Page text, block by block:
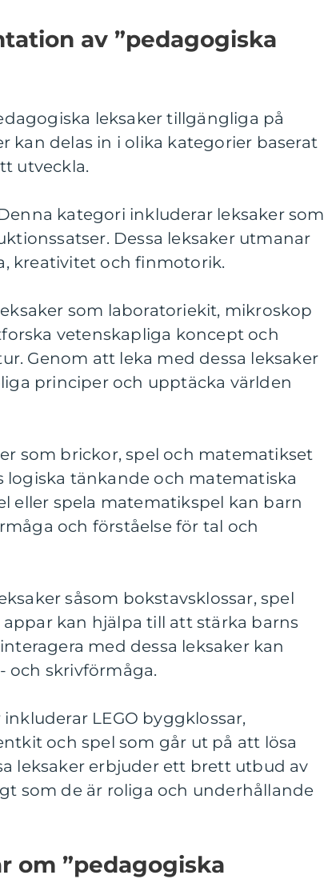
av ”pedagogiska
leksaker tillgängliga på
kan delas in i olika kategorier baserat
utveckla.
kategori inkluderar leksaker som
Dessa leksaker utmanar
kreativitet och finmotorik.
som laboratoriekit, mikroskop
vetenskapliga koncept och
Genom att leka med dessa leksaker
principer och upptäcka världen
som brickor, spel och matematikset
tänkande och matematiska
eller spela matematikspel kan barn
och förståelse för tal och
såsom bokstavsklossar, spel
kan hjälpa till att stärka barns
med dessa leksaker kan
och skrivförmåga.
LEGO byggklossar,
och spel som går ut på att lösa
leksaker erbjuder ett brett utbud av
som de är roliga och underhållande
om ”pedagogiska